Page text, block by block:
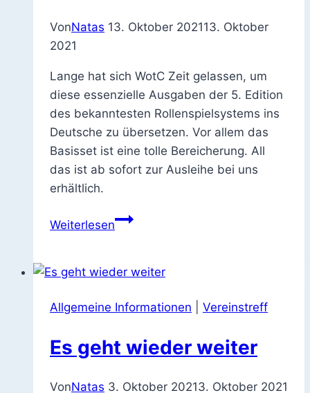
VonNatas 13. Oktober 202113. Oktober
2021
Lange hat sich WotC Zeit gelassen, um
diese essenzielle Ausgaben der 5. Edition
des bekanntesten Rollenspielsystems ins
Deutsche zu übersetzen. Vor allem das
Basisset ist eine tolle Bereicherung. All
das ist ab sofort zur Ausleihe bei uns
erhältlich.
WeiterlesenDungeons
5e
Deutsch
Allgemeine Informationen Vereinstreff
Es geht wieder weiter
VonNatas 3. Oktober 20213. Oktober 2021